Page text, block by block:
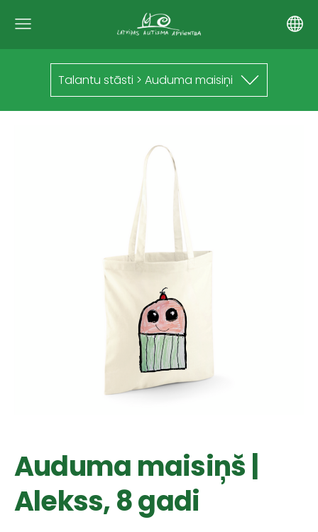
Talantu stāsti > Auduma maisiņi
Auduma maisiņš |
Alekss, 8 gadi